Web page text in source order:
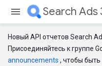
Новый API отчетов Search
Присоединяйтесь к группе
announcements , чтобы